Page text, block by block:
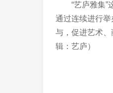
“艺庐雅集
通过连续进行举
与，促进艺术
辑：艺庐）